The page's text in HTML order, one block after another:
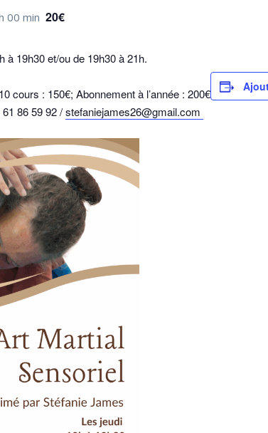
00 min 20€
à 19h30 et/ou de 19h30 à 21h.
cours : 150€; Abonnement à l’année : 200€
86 59 92 /stefaniejames26@gmail.com